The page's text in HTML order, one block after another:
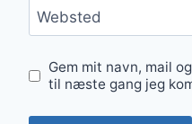
Websted
Gem mit navn, mail
til næste gang jeg